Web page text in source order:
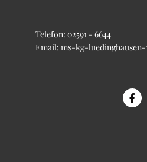
Telefon: 02591 - 6644
Email: ms-kg-luedinghausen-